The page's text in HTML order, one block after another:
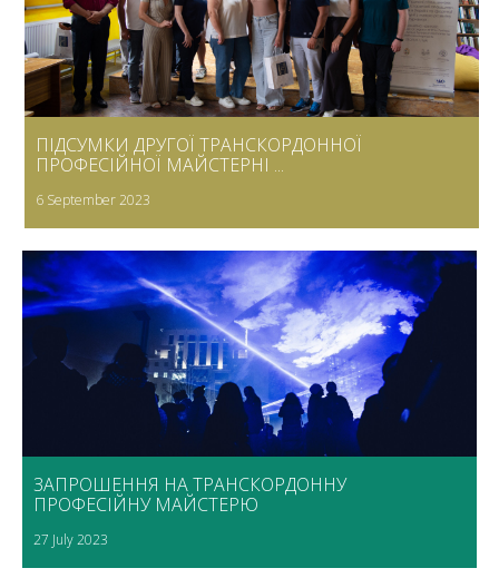
ПІДСУМКИ ДРУГОЇ ТРАНСКОРДОННОЇ
ПРОФЕСІЙНОЇ МАЙСТЕРНІ ...
6 September 2023
ЗАПРОШЕННЯ НА ТРАНСКОРДОННУ
ПРОФЕСІЙНУ МАЙСТЕРЮ
27 July 2023